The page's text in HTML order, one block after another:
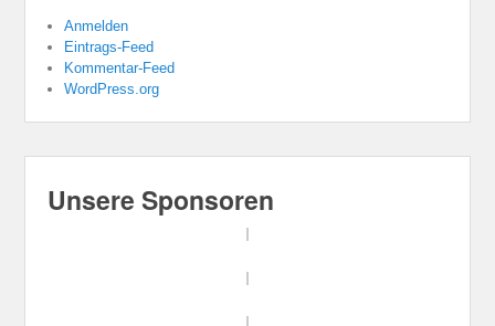
Anmelden
Eintrags-Feed
Kommentar-Feed
WordPress.org
Unsere Sponsoren